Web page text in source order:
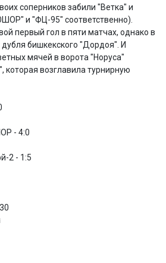
соперников забили "Ветка" и
и "ФЦ-95" соответственно).
первый гол в пяти матчах, однако в
дубля бишкекского "Дордоя". И
мячей в ворота "Норуса"
которая возглавила турнирную
- 4:0
2 - 1:5